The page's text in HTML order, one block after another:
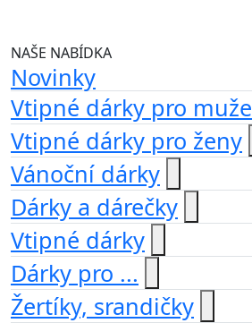
NAŠE NABÍDKA
Novinky
Vtipné dárky pro muže
Vtipné dárky pro ženy
Vánoční dárky
Dárky a dárečky
Vtipné dárky
Dárky pro ...
Žertíky, srandičky